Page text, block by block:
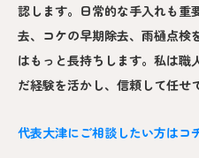
認します。日常的な手入れも重
去、コケの早期除去、雨樋点検
はもっと長持ちします。私は職
だ経験を活かし、信頼して任せ
代表大津にご相談したい方はコ